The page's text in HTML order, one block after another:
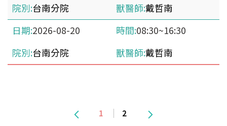
台南分院
戴哲南
2026-08-20
08:30~16:30
台南分院
戴哲南
1 2